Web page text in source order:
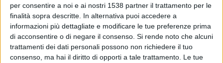
per consentire a noi e ai nostri 1538 partner il trattamento per le
finalità sopra descritte. In alternativa puoi accedere a
informazioni più dettagliate e modificare le tue preferenze prima
di acconsentire o di negare il consenso. Si rende noto che alcuni
trattamenti dei dati personali possono non richiedere il tuo
consenso, ma hai il diritto di opporti a tale trattamento. Le tue
applicazione per le pubbliche amministrazioni, per i
concessionari di pubblico servizio, per i loro appaltatori,
quando trattasi di interventi di pubblica utilità, di
protezione civile o di salvaguardia della pubblica